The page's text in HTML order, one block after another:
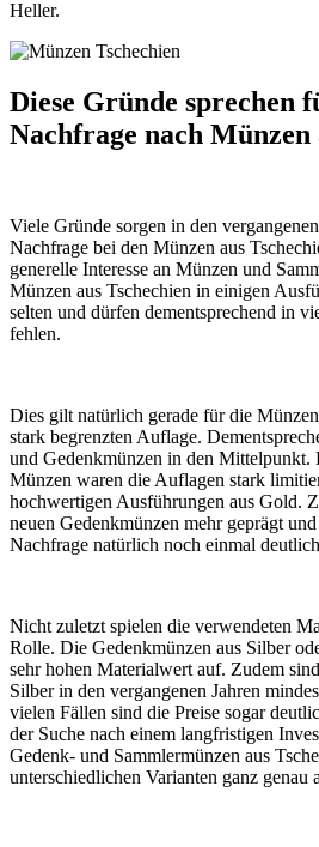
Heller.
Diese Gründe sprechen
Nachfrage nach Münzen
Viele Gründe sorgen in den
Nachfrage bei den Münzen aus
generelle Interesse an Münzen und
Münzen aus Tschechien in einigen
selten und dürfen dementsprechend in
fehlen.
Dies gilt natürlich gerade für die
stark begrenzten Auflage.
und Gedenkmünzen in den Mittelpunkt.
Münzen waren die Auflagen stark
hochwertigen Ausführungen aus Gold.
neuen Gedenkmünzen mehr geprägt
Nachfrage natürlich noch einmal
Nicht zuletzt spielen die verwendeten
Rolle. Die Gedenkmünzen aus Silber
sehr hohen Materialwert auf. Zudem
Silber in den vergangenen Jahren
vielen Fällen sind die Preise sogar
der Suche nach einem langfristigen
Gedenk- und Sammlermünzen aus
unterschiedlichen Varianten ganz genau